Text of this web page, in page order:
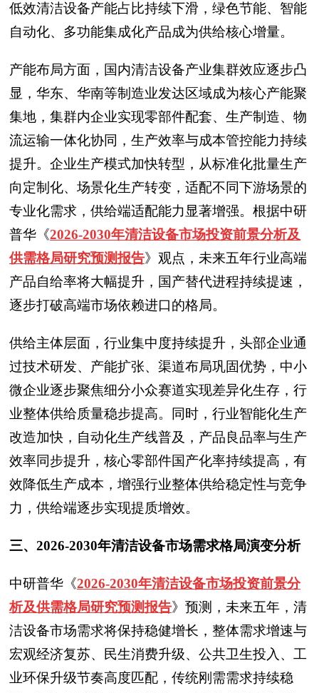
低效清洁设备产能占比持续下滑，绿色节能、智能
自动化、多功能集成化产品成为供给核心增量。
产能布局方面，国内清洁设备产业集群效应逐步凸
显，华东、华南等制造业发达区域成为核心产能聚
集地，集群内企业实现零部件配套、生产制造、物
流运输一体化协同，生产效率与成本管控能力持续
提升。企业生产模式加快转型，从标准化批量生产
向定制化、场景化生产转变，适配不同下游场景的
专业化需求，供给端适配能力显著增强。根据中研
普华 《2026-2030年清洁设备市场投资前景分析及
供需格局研究预测报告》 观点，未来五年行业高端
产品自给率将大幅提升，国产替代进程持续提速，
逐步打破高端市场依赖进口的格局。
供给主体层面，行业集中度持续提升，头部企业通
过技术研发、产能扩张、渠道布局巩固优势，中小
微企业逐步聚焦细分小众赛道实现差异化生存，行
业整体供给质量稳步提高。同时，行业智能化生产
改造加快，自动化生产线普及，产品良品率与生产
效率同步提升，核心零部件国产化率持续提高，有
效降低生产成本，增强行业整体供给稳定性与竞争
力，供给端逐步实现提质增效。
三、2026-2030年清洁设备市场需求格局演变分析
中研普华 《2026-2030年清洁设备市场投资前景分
析及供需格局研究预测报告》预测， 未来五年，清
洁设备市场需求将保持稳健增长，整体需求增速与
宏观经济复苏、民生消费升级、公共卫生投入、工
业环保升级节奏高度匹配，传统刚需需求持续稳